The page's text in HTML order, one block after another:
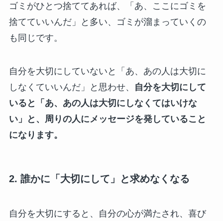
ゴミがひとつ捨ててあれば、「あ、ここにゴミを
捨てていいんだ」と多い、ゴミが溜まっていくの
も同じです。
自分を大切にしていないと「あ、あの人は大切に
しなくていいんだ」と思わせ、
自分を大切にして
いると「あ、あの人は大切にしなくてはいけな
い」と、周りの人にメッセージを発していること
になります。
2. 誰かに「大切にして」と求めなくなる
自分を大切にすると、自分の心が満たされ、喜び